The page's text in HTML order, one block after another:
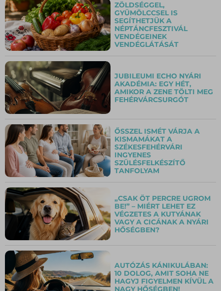
ZÖLDSÉGGEL,
GYÜMÖLCCSEL IS
SEGÍTHETJÜK A
NÉPTÁNCFESZTIVÁL
VENDÉGEINEK
VENDÉGLÁTÁSÁT
JUBILEUMI ECHO NYÁRI
AKADÉMIA: EGY HÉT,
AMIKOR A ZENE TÖLTI MEG
FEHÉRVÁRCSURGÓT
ŐSSZEL ISMÉT VÁRJA A
KISMAMÁKAT A
SZÉKESFEHÉRVÁRI
INGYENES
SZÜLÉSFELKÉSZÍTŐ
TANFOLYAM
„CSAK ÖT PERCRE UGROM
BE!” – MIÉRT LEHET EZ
VÉGZETES A KUTYÁNAK
VAGY A CICÁNAK A NYÁRI
HŐSÉGBEN?
AUTÓZÁS KÁNIKULÁBAN:
10 DOLOG, AMIT SOHA NE
HAGYJ FIGYELMEN KÍVÜL A
NAGY HŐSÉGBEN!